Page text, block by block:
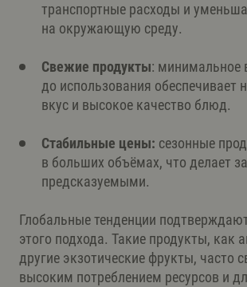
транспортные расходы и
на окружающую среду.
Свежие продукты: минимальное
до использования обеспечивает
вкус и высокое качество блюд.
Стабильные цены: сезонные
в больших объёмах, что делает
предсказуемыми.
Глобальные тенденции
этого подхода. Такие продукты, как
другие экзотические фрукты, часто
высоким потреблением ресурсов и